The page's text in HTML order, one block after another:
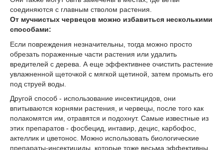
соединяются с главным стволом растения.
От мучнистых червецов можно избавиться несколькими
способами:
Если повреждения незначительны, тогда можно просто
обрезать пораженные части растения или удалить
вредителей с дерева. А еще эффективнее очистить растение
увлажненной щеточкой с мягкой щетиной, затем промыть его
под струей воды.
Другой способ - использование инсектицидов, они
впитываются корнями растения, и червецы, после того как
полакомятся им, отравятся и подохнут. Самые известные из
этих препаратов - фосбецид, интавир, децис, карбофос,
актеллик и цветонос. Можно использовать биологические
препараты-инсектициды, которые тоже весьма эффективны,